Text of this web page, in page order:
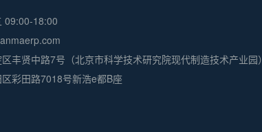
09:00-18:00
丰贤中路7号（北京市科学技术研究院现代制造技术产业园）
彩田路7018号新浩e都B座